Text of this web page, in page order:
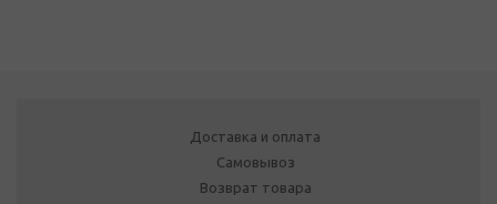
Доставка и оплата
Самовывоз
Возврат товара